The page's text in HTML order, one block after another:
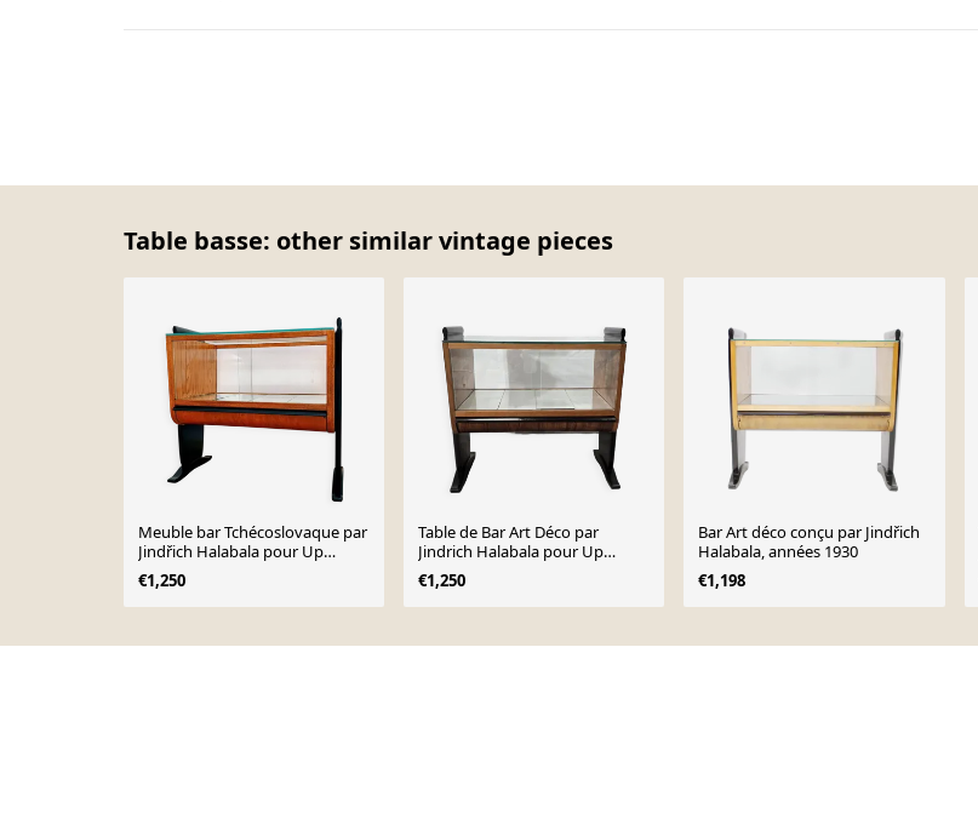
Table basse: other similar vintage pieces
Meuble bar Tchécoslovaque par
Jindřich Halabala pour Up
Závody, 1930
€1,250
Table de Bar Art Déco par
Jindrich Halabala pour Up
Závody, 1930s
€1,250
Bar Art déco conçu par Jindřich
Halabala, années 1930
€1,198